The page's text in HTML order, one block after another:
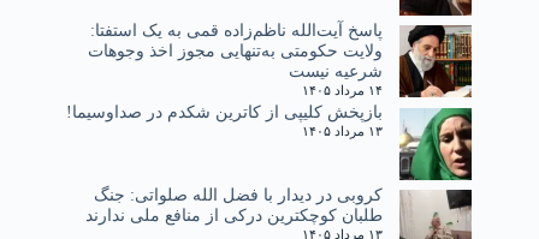
پاسخ آیت‌الله ناظم‌زاده قمی به یک استفتا:
ولایت حکومتی به‌تنهایی مجوز اخذ وجوهات
شرعیه نیست
۱۴ مرداد ۱۴۰۵
بازپخش کلیپی از کاترین شکدم در صداوسیما!
۱۳ مرداد ۱۴۰۵
کروبی در دیدار با فضل الله صلواتی: جنگ
طلبان کوچکترین درکی از منافع ملی ندارند
۱۳ مرداد ۱۴۰۵